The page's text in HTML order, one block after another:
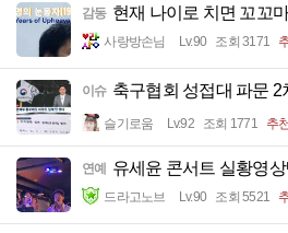
감동 현재 나이로 치면 꼬꼬
사랑방손님 Lv.90 조회 3171
이슈 축구협회 성접대 파문 2
슬기로움 Lv.92 조회 1771 추
연예 유세윤 콘서트 실황영상
드라고노브 Lv.90 조회 5521